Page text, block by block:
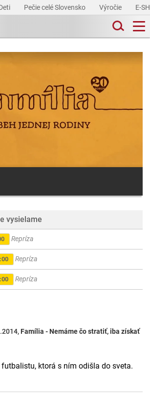
Pečie celé Slovensko Výročie E-
vysielame
Repríza
Repríza
Repríza
Família - Nemáme čo stratiť, iba získať
ktorá s ním odišla do sveta.